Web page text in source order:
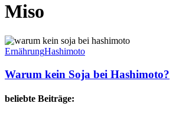
Miso
Warum
kein
bei
Hashimoto?
ErnährungHashimoto
Warum kein Soja bei Hashimoto?
beliebte Beiträge: